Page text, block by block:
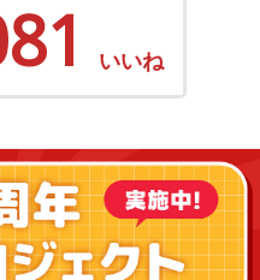
いいね